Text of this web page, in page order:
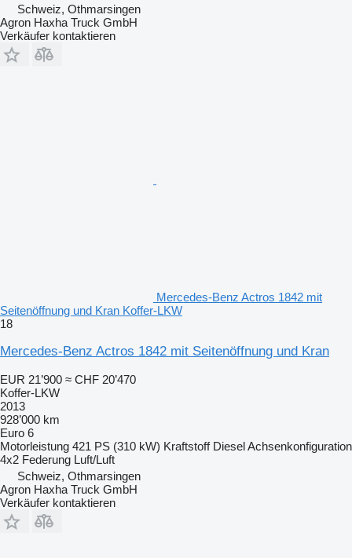
Schweiz, Othmarsingen
Agron Haxha Truck GmbH
Verkäufer kontaktieren
Mercedes-Benz Actros 1842 mit
Seitenöffnung und Kran Koffer-LKW
18
Mercedes-Benz Actros 1842 mit Seitenöffnung und Kran
EUR 21’900 ≈ CHF 20’470
Koffer-LKW
2013
928’000 km
Euro 6
Motorleistung 421 PS (310 kW) Kraftstoff DieselAchsenkonfiguration
4x2 Federung Luft/Luft
Schweiz, Othmarsingen
Agron Haxha Truck GmbH
Verkäufer kontaktieren